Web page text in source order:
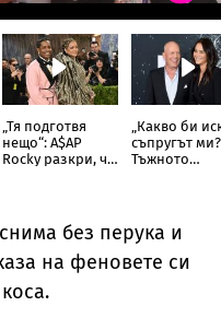
„Тя подготвя
нещо“: A$AP
Rocky разкри, че
„Какво би
съпругът
Тъжното
без перука и
на феновете си